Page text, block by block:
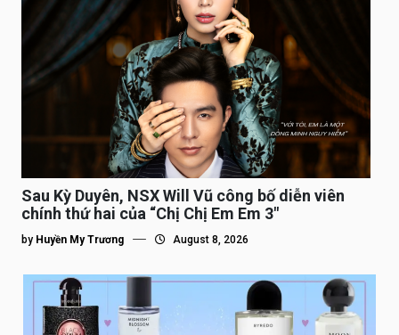
Sau Kỳ Duyên, NSX Will Vũ công bố diễn viên
chính thứ hai của “Chị Chị Em Em 3″
by Huyền My Trương August 8, 2026